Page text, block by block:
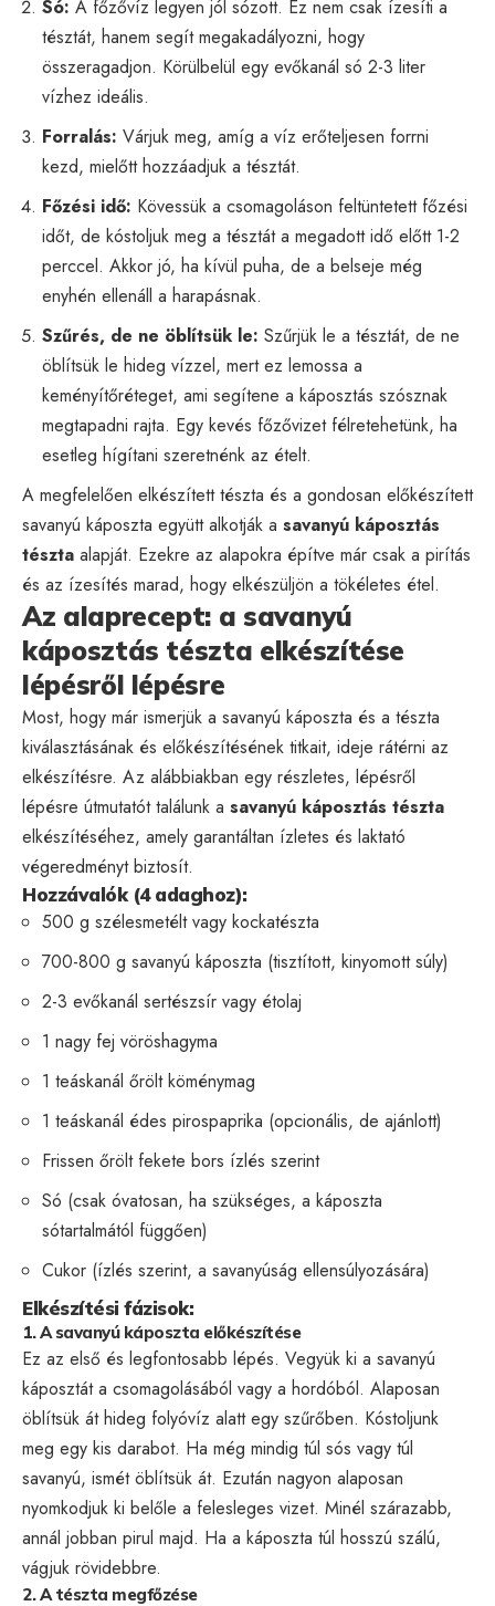
Só: A főzővíz legyen jól sózott. Ez nem csak ízesíti a
tésztát, hanem segít megakadályozni, hogy
összeragadjon. Körülbelül egy evőkanál só 2-3 liter
vízhez ideális.
Forralás: Várjuk meg, amíg a víz erőteljesen forrni
kezd, mielőtt hozzáadjuk a tésztát.
Főzési idő: Kövessük a csomagoláson feltüntetett főzési
időt, de kóstoljuk meg a tésztát a megadott idő előtt 1-2
perccel. Akkor jó, ha kívül puha, de a belseje még
enyhén ellenáll a harapásnak.
Szűrés, de ne öblítsük le: Szűrjük le a tésztát, de ne
öblítsük le hideg vízzel, mert ez lemossa a
keményítőréteget, ami segítene a káposztás szósznak
megtapadni rajta. Egy kevés főzővizet félretehetünk, ha
esetleg hígítani szeretnénk az ételt.
A megfelelően elkészített tészta és a gondosan előkészített
savanyú káposzta együtt alkotják a savanyú káposztás
tészta alapját. Ezekre az alapokra építve már csak a pirítás
és az ízesítés marad, hogy elkészüljön a tökéletes étel.
Az alaprecept: a savanyú
káposztás tészta elkészítése
lépésről lépésre
Most, hogy már ismerjük a savanyú káposzta és a tészta
kiválasztásának és előkészítésének titkait, ideje rátérni az
elkészítésre. Az alábbiakban egy részletes, lépésről
lépésre útmutatót találunk a savanyú káposztás tészta
elkészítéséhez, amely garantáltan ízletes és laktató
végeredményt biztosít.
Hozzávalók (4 adaghoz):
500 g szélesmetélt vagy kockatészta
700-800 g savanyú káposzta (tisztított, kinyomott súly)
2-3 evőkanál sertészsír vagy étolaj
1 nagy fej vöröshagyma
1 teáskanál őrölt köménymag
1 teáskanál édes pirospaprika (opcionális, de ajánlott)
Frissen őrölt fekete bors ízlés szerint
Só (csak óvatosan, ha szükséges, a káposzta
sótartalmától függően)
Cukor (ízlés szerint, a savanyúság ellensúlyozására)
Elkészítési fázisok:
1. A savanyú káposzta előkészítése
Ez az első és legfontosabb lépés. Vegyük ki a savanyú
káposztát a csomagolásából vagy a hordóból. Alaposan
öblítsük át hideg folyóvíz alatt egy szűrőben. Kóstoljunk
meg egy kis darabot. Ha még mindig túl sós vagy túl
savanyú, ismét öblítsük át. Ezután nagyon alaposan
nyomkodjuk ki belőle a felesleges vizet. Minél szárazabb,
annál jobban pirul majd. Ha a káposzta túl hosszú szálú,
vágjuk rövidebbre.
2. A tészta megfőzése